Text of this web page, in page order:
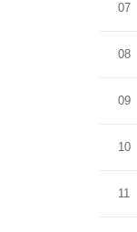
07
08
09
10
11